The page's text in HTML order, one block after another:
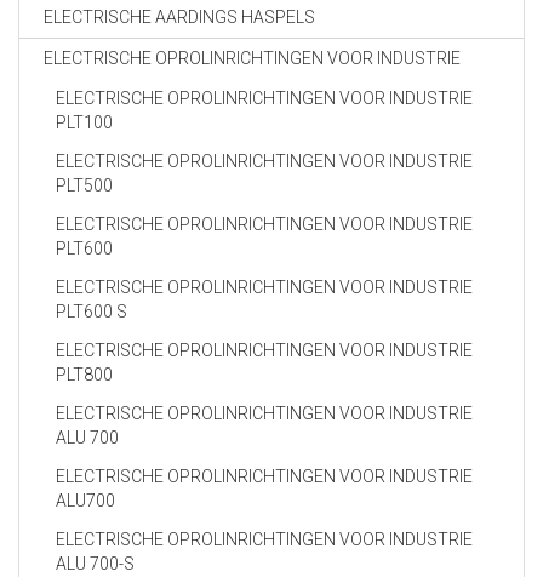
ELECTRISCHE AARDINGS HASPELS
ELECTRISCHE OPROLINRICHTINGEN VOOR INDUSTRIE
ELECTRISCHE OPROLINRICHTINGEN VOOR INDUSTRIE
PLT100
ELECTRISCHE OPROLINRICHTINGEN VOOR INDUSTRIE
PLT500
ELECTRISCHE OPROLINRICHTINGEN VOOR INDUSTRIE
PLT600
ELECTRISCHE OPROLINRICHTINGEN VOOR INDUSTRIE
PLT600 S
ELECTRISCHE OPROLINRICHTINGEN VOOR INDUSTRIE
PLT800
ELECTRISCHE OPROLINRICHTINGEN VOOR INDUSTRIE
ALU 700
ELECTRISCHE OPROLINRICHTINGEN VOOR INDUSTRIE
ALU700
ELECTRISCHE OPROLINRICHTINGEN VOOR INDUSTRIE
ALU 700-S